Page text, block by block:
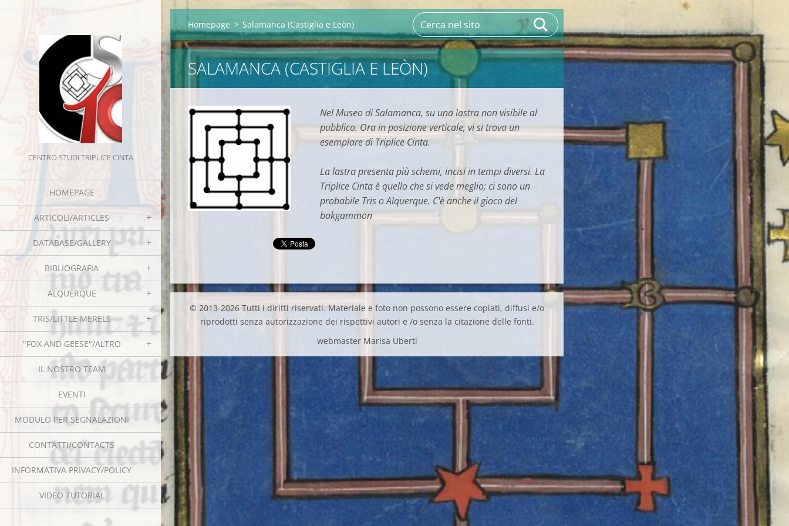
CENTRO STUDI TRIPLICE CINTA
HOMEPAGE
ARTICOLI/ARTICLES
DATABASE/GALLERY
BIBLIOGRAFIA
ALQUERQUE
TRIS/LITTLE MERELS
"FOX AND GEESE"/ALTRO
IL NOSTRO TEAM
EVENTI
MODULO PER SEGNALAZIONI
CONTATTI/CONTACTS
INFORMATIVA PRIVACY/POLICY
VIDEO TUTORIAL
Homepage > Salamanca (Castiglia e Leòn)
SALAMANCA (CASTIGLIA E LEÒN)
Nel Museo di Salamanca, su una lastra non visibile al
pubblico. Ora in posizione verticale, vi si trova un
esemplare di Triplice Cinta.
La lastra presenta più schemi, incisi in tempi diversi. La
Triplice Cinta è quello che si vede meglio; ci sono un
probabile Tris o Alquerque. C'è anche il gioco del
bakgammon
© 2013-2026 Tutti i diritti riservati. Materiale e foto non possono essere copiati, diffusi e/o
riprodotti senza autorizzazione dei rispettivi autori e /o senza la citazione delle fonti.
webmaster Marisa Uberti